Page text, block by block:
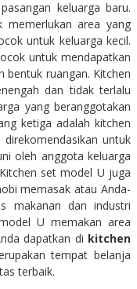
keluarga baru.
memerlukan area yang
untuk keluarga kecil.
untuk mendapatkan
bentuk ruangan. Kitchen
dan tidak terlalu
yang beranggotakan
ketiga adalah kitchen
untuk
oleh anggota keluarga
set model U juga
memasak atau Anda-
makanan dan industri
U memakan area
dapatkan di kitchen
tempat belanja
terbaik.